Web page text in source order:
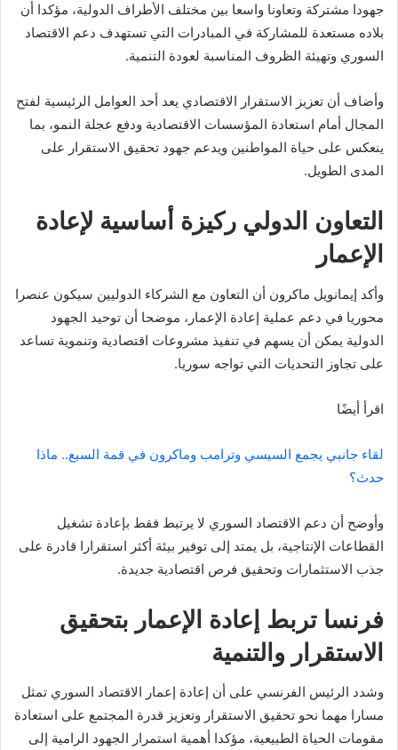
جهودا مشتركة وتعاونا واسعا بين مختلف الأطراف الدولية، مؤكدا أن
بلاده مستعدة للمشاركة في المبادرات التي تستهدف دعم الاقتصاد
السوري وتهيئة الظروف المناسبة لعودة التنمية.
وأضاف أن تعزيز الاستقرار الاقتصادي يعد أحد العوامل الرئيسية لفتح
المجال أمام استعادة المؤسسات الاقتصادية ودفع عجلة النمو، بما
ينعكس على حياة المواطنين ويدعم جهود تحقيق الاستقرار على
المدى الطويل.
التعاون الدولي ركيزة أساسية لإعادة
الإعمار
وأكد إيمانويل ماكرون أن التعاون مع الشركاء الدوليين سيكون عنصرا
محوريا في دعم عملية إعادة الإعمار، موضحا أن توحيد الجهود
الدولية يمكن أن يسهم في تنفيذ مشروعات اقتصادية وتنموية تساعد
على تجاوز التحديات التي تواجه سوريا.
اقرأ أيضًا
لقاء جانبي يجمع السيسي وترامب وماكرون في قمة السبع.. ماذا
حدث؟
وأوضح أن دعم الاقتصاد السوري لا يرتبط فقط بإعادة تشغيل
القطاعات الإنتاجية، بل يمتد إلى توفير بيئة أكثر استقرارا قادرة على
جذب الاستثمارات وتحقيق فرص اقتصادية جديدة.
فرنسا تربط إعادة الإعمار بتحقيق
الاستقرار والتنمية
وشدد الرئيس الفرنسي على أن إعادة إعمار الاقتصاد السوري تمثل
مسارا مهما نحو تحقيق الاستقرار وتعزيز قدرة المجتمع على استعادة
مقومات الحياة الطبيعية، مؤكدا أهمية استمرار الجهود الرامية إلى